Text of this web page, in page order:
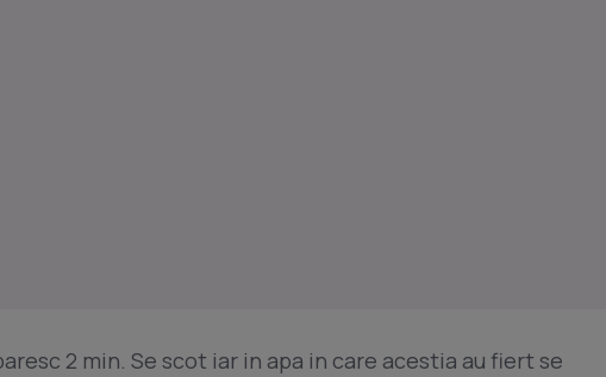
2 min. Se scot iar in apa in care acestia au fiert se